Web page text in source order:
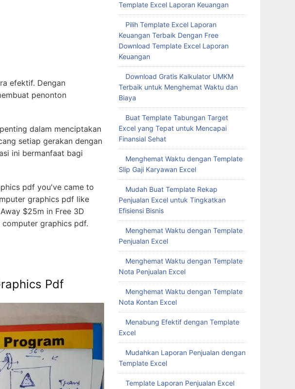
efektif. Dengan
penonton
dalam menciptakan
setiap gerakan dengan
ini bermanfaat bagi
pdf you've came to
graphics pdf like
$25m in Free 3D
graphics pdf.
Pdf
Template Excel Laporan Keuangan
Pilih Template Excel Laporan
Keuangan Terbaik Dengan Free
Download Template Excel Laporan
Keuangan
Download Gratis Kalkulator UMKM
Terbaik untuk Menghemat Waktu dan
Biaya
Buat Template Tabungan Target
Excel yang Tepat untuk Mencapai
Finansial Sehat
Menghemat Waktu dengan Template
Slip Gaji Karyawan Excel
Mudah Buat Template Rekap
Penjualan Excel untuk Tingkatkan
Efisiensi Bisnis
Menghemat Waktu dengan Template
Penjualan Excel
Menghemat Waktu dengan Template
Nota Penjualan Excel
Menghemat Waktu dengan Template
Nota Kontan Excel
Menabung Efektif dengan Template
Excel
Mudahkan Laporan Penjualan dengan
Template Excel
Template Laporan Penjualan Excel